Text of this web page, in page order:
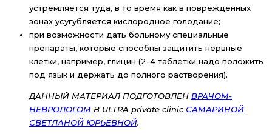
устремляется туда, в то время как в поврежденных
зонах усугубляется кислородное голодание;
при возможности дать больному специальные
препараты, которые способны защитить нервные
клетки, например, глицин (2-4 таблетки надо положить
под язык и держать до полного растворения).
ДАННЫЙ МАТЕРИАЛ ПОДГОТОВЛЕН ВРАЧОМ-
НЕВРОЛОГОМ В ULTRA private clinic САМАРИНОЙ
СВЕТЛАНОЙ ЮРЬЕВНОЙ.